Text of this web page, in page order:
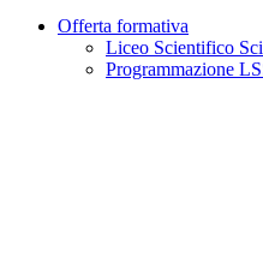
Offerta formativa
Liceo Scientifico
Programmazione